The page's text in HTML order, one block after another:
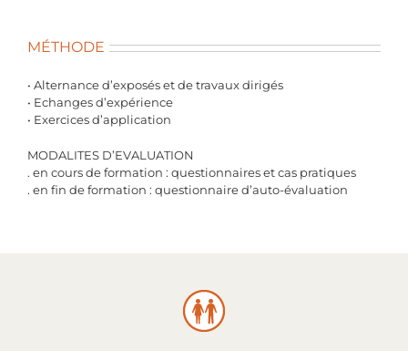
MÉTHODE
• Alternance d’exposés et de travaux dirigés
• Echanges d’expérience
• Exercices d’application
MODALITES D’EVALUATION
. en cours de formation : questionnaires et cas pratiques
. en fin de formation : questionnaire d’auto-évaluation